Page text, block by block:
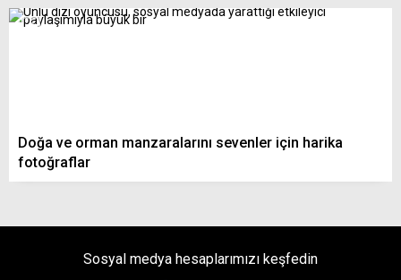
Doğa ve orman manzaralarını sevenler için harika
fotoğraflar
Sosyal medya hesaplarımızı keşfedin